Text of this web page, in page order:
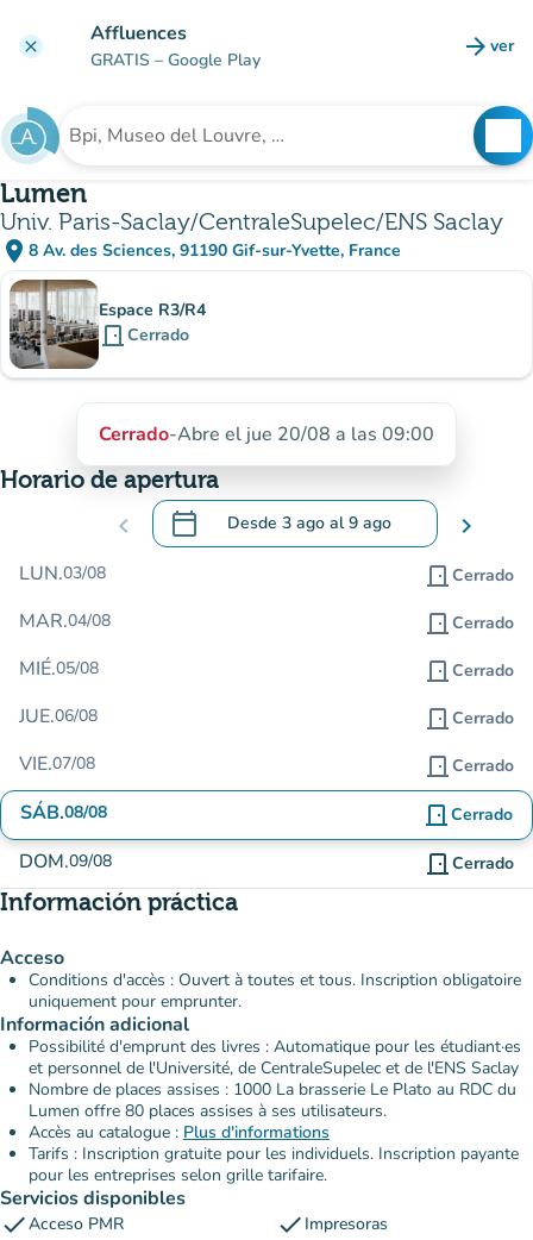
clear Affluences
GRATIS – Google Play arrow_forward ver
Buscar un establecimiento
Lumen
Univ. Paris-Saclay/CentraleSupelec/ENS Saclay
place 8 Av. des Sciences, 91190 Gif-sur-Yvette, France
(abrir en Google Maps)
(nueva pestaña)
subsitio
Espace R3/R4
door_front Cerrado
Cerrado-Abre el jue 20/08 a las 09:00
Horario de apertura
chevron_left calendar_today Desde 3 ago al9 ago
.Abra el calendario para cambiar las
chevron_right
LUN.03/08 door_front Cerrado
MAR.04/08 door_front Cerrado
MIÉ.05/08 door_front Cerrado
JUE.06/08 door_front Cerrado
VIE.07/08 door_front Cerrado
SÁB.08/08 door_front Cerrado
DOM.09/08 door_front Cerrado
Información práctica
Acceso
Conditions d'accès : Ouvert à toutes et tous. Inscription obligatoire
uniquement pour emprunter.
Información adicional
Possibilité d'emprunt des livres : Automatique pour les étudiant·es
et personnel de l'Université, de CentraleSupelec et de l'ENS Saclay
Nombre de places assises : 1000 La brasserie Le Plato au RDC du
Lumen offre 80 places assises à ses utilisateurs.
Accès au catalogue : Plus d'informations
Tarifs : Inscription gratuite pour les individuels. Inscription payante
pour les entreprises selon grille tarifaire.
Servicios disponibles
checkAcceso PMR check Impresoras